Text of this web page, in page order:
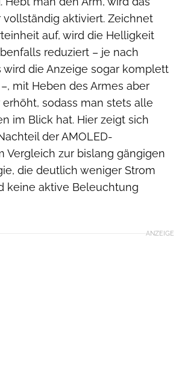
vollständig aktiviert. Zeichnet
auf, wird die Helligkeit
reduziert – je nach
wird die Anzeige sogar komplett
mit Heben des Armes aber
sodass man stets alle
im Blick hat. Hier zeigt sich
der AMOLED-
Vergleich zur bislang gängigen
die deutlich weniger Strom
keine aktive Beleuchtung
ANZEIGE